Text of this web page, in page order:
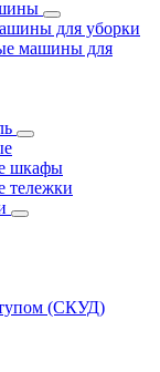
для уборки
машины для
шкафы
тележки
(СКУД)